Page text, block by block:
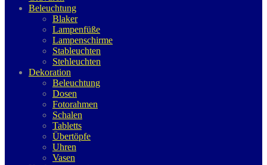
Beleuchtung
Blaker
Lampenfüße
Lampenschirme
Stableuchten
Stehleuchten
Dekoration
Beleuchtung
Dosen
Fotorahmen
Schalen
Tabletts
Übertöpfe
Uhren
Vasen